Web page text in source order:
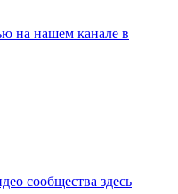
на нашем канале в
сообщества здесь